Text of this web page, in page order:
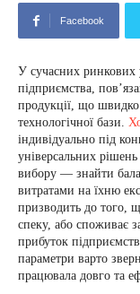
Facebook
У сучасних ринкових
підприємства,
продукції, що швидко
технологічної бази.
індивідуально під
універсальних
вибору — знайти
витратами на їхню
призводить до того,
спеку, або споживає
прибуток
параметри варто
працювала довго та